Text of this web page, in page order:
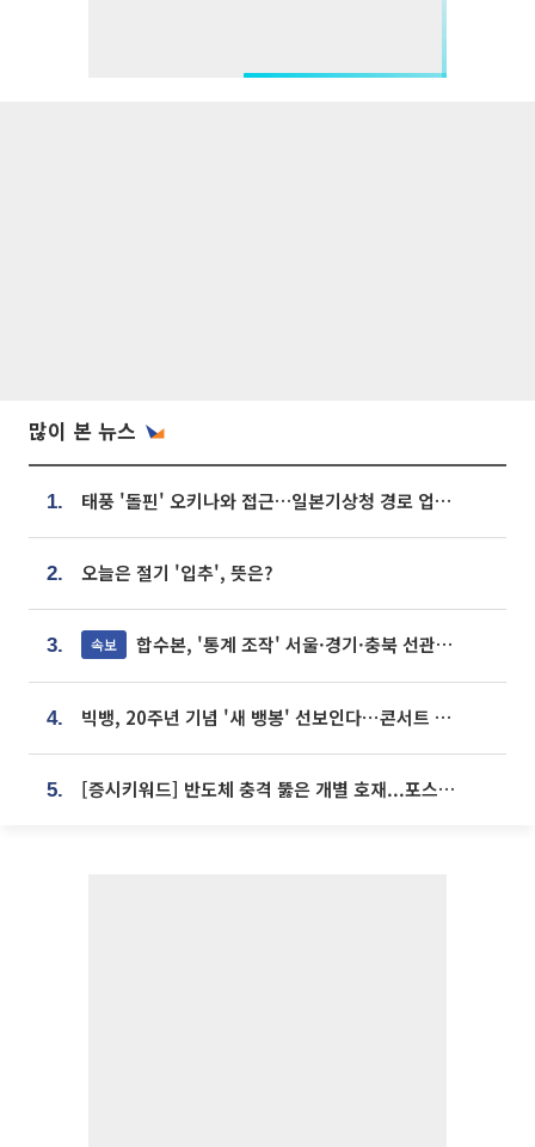
많이 본 뉴스
1. 태풍 '돌핀' 오키나와 접근…일본기상청 경로 업데이트
2. 오늘은 절기 '입추', 뜻은?
3. 속보 합수본, '통계 조작' 서울·경기·충북 선관위 등 추가 압수수색
4. 빅뱅, 20주년 기념 '새 뱅봉' 선보인다⋯콘서트 앞두고 팝업 개최
5. [증시키워드] 반도체 충격 뚫은 개별 호재...포스코퓨처엠·에코프로·한화솔루션 '눈길'